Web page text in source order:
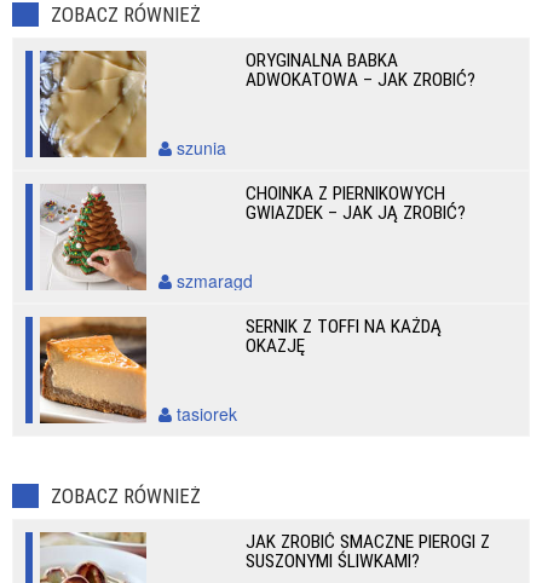
ZOBACZ RÓWNIEŻ
ORYGINALNA BABKA
ADWOKATOWA – JAK ZROBIĆ?
szunia
CHOINKA Z PIERNIKOWYCH
GWIAZDEK – JAK JĄ ZROBIĆ?
szmaragd
SERNIK Z TOFFI NA KAŻDĄ
OKAZJĘ
tasiorek
ZOBACZ RÓWNIEŻ
JAK ZROBIĆ SMACZNE PIEROGI Z
SUSZONYMI ŚLIWKAMI?